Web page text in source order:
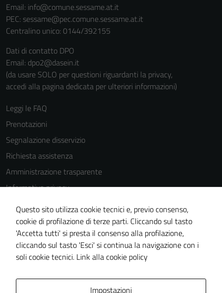
Email: info@comune.sessame.at.it
PEC: sessame@pec.comune.sessame.at.it
Centralino unico: 0144/392155
Dati di contatto DPO
Email: dpo2@dasein.it
(da usare SOLO per questioni riguardanti la privacy,
accedi alla pagina dedicata per ulteriori informazioni)
Leggi le FAQ
Prenotazioni
Segnalazione disservizio
Richiesta assistenza
Amministrazione trasparente
Informativa privacy
Cookie Policy
Note legali
Dichiarazione di accessibilità
Piano di miglioramento del sito
Questo sito utilizza cookie tecnici e, previo consenso,
cookie di profilazione di terze parti. Cliccando sul tasto
'Accetta tutti' si presta il consenso alla profilazione,
cliccando sul tasto 'Esci' si continua la navigazione con i
soli cookie tecnici. Link alla cookie policy
Impostazioni